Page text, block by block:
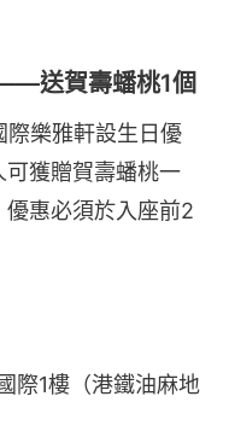
送賀壽蟠桃1個
際樂雅軒設生日優
獲贈賀壽蟠桃一
惠必須於入座前2
際1樓（港鐵油麻地